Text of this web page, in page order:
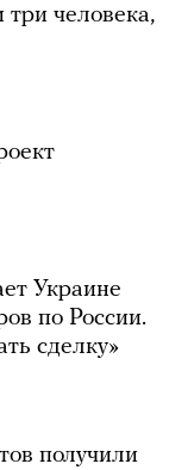
три человека,
Украине
по России.
сделку»
получили